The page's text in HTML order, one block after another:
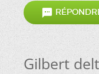

Gilbert